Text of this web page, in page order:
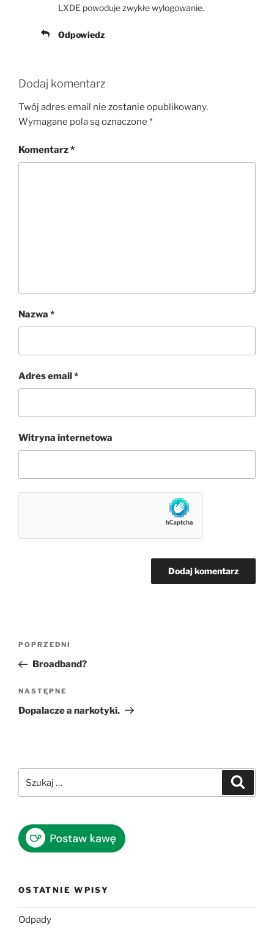
LXDE powoduje zwykłe wylogowanie.
Odpowiedz
Dodaj komentarz
Twój adres email nie zostanie opublikowany.
Wymagane pola są oznaczone *
Komentarz*
Nazwa *
Adres email*
Witryna internetowa
Nawigacja
Poprzedni
wpis
POPRZEDNI
Broadband?
Następny
wpis
NASTĘPNE
Dopalacze a narkotyki.
OSTATNIE WPISY
Odpady